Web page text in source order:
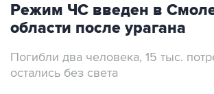
Режим ЧС введен в
области после урагана
Погибли два человека, 15 тыс.
остались без света